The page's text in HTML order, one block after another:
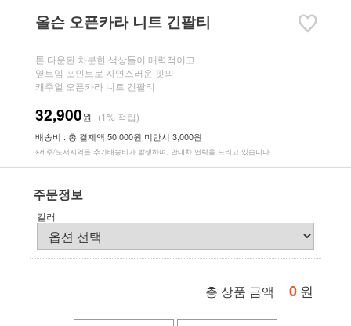
올슨 오픈카라 니트 긴팔티
톤 다운된 차분한 색상들이 매력적이고
옆트임 포인트로 자연스러운 핏의
캐주얼 오픈카라 니트 긴팔티
32,900원 (1% 적립)
배송비 : 총 결제액 50,000원 미만시 3,000원
※제주/도서지역은 추가배송비가 발생하며, 안내차 연락을 드리고 있습니다.
주문정보
컬러
총 상품 금액 0 원